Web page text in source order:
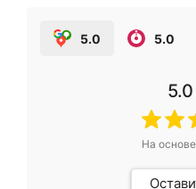
5.0 5.0
5.0
На основе